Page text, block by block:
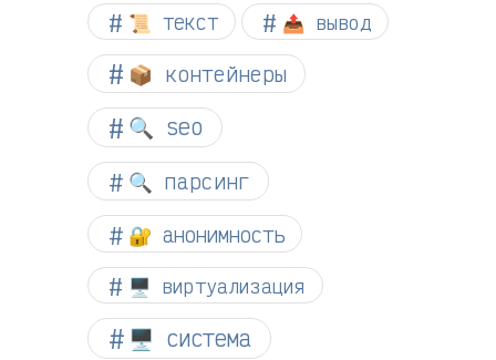
📜 текст 📤 вывод
📦 контейнеры
🔍 seo
🔍 парсинг
🔐 анонимность
🖥️ виртуализация
🖥️ система